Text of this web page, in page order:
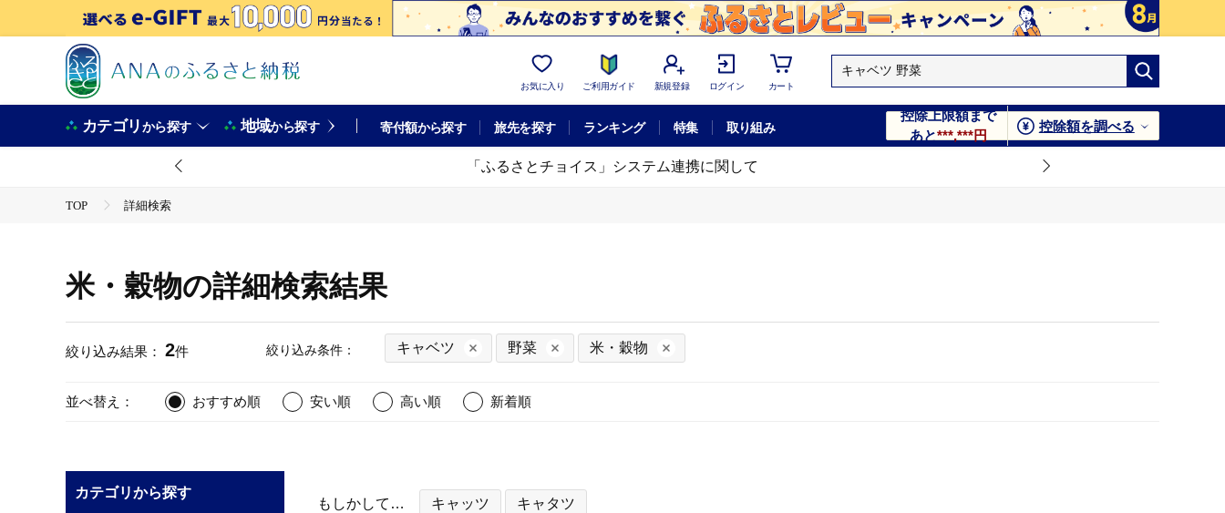
お気に入り ご利用ガイド 新規登録 ログイン カート
カテゴリから探す 地域から探す 寄付額から探す 旅先を探す ランキング 特集 取り組み
控除上限額まで
あと***,***円
控除額を調べる
「ふるさとチョイス」システム連携に関して
TOP 詳細検索
米・穀物の詳細検索結果
絞り込み結果： 2件 絞り込み条件： キャベツ 野菜 米・穀物
並べ替え： おすすめ順 安い順 高い順 新着順
カテゴリから探す
もしかして… キャッツ キャタツ